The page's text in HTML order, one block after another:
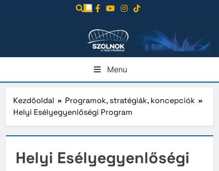
Menu
Kezdőoldal
Programok, stratégiák, koncepciók
Helyi Esélyegyenlőségi Program
Helyi Esélyegyenlőségi